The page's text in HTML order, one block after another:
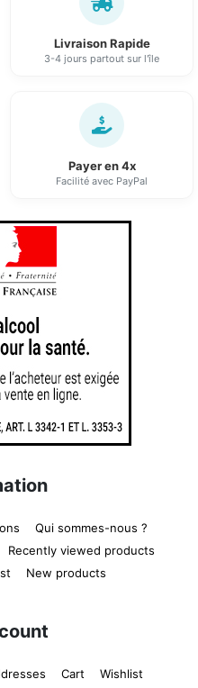
Livraison Rapide
3-4 jours partout sur l'île
Payer en 4x
Facilité avec PayPal
Qui sommes-nous ?
Recently viewed products
New products
Cart
Wishlist